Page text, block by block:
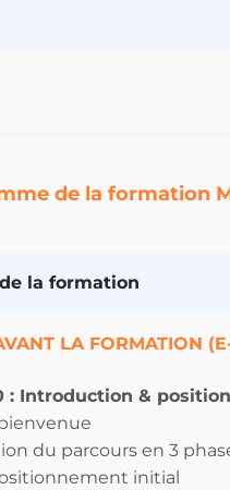
de la formation
la formation
LA FORMATION
: Introduction &
du parcours en 3
initial